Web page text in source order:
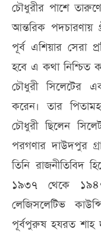
চৌধুরীর পাশে
আন্তরিক পদচারণায়
পূর্ব এশিয়ার সেরা
হবে এ কথা নিশ্চিত
চৌধুরী সিলেটের এক
করেন। তার
চৌধুরী ছিলেন
পরগণার দাউদপুর
তিনি রাজনীতিবিদ
১৯৩৭ থেকে
লেজিসলেটিভ
পূর্বপুরুষ হযরত শাহ